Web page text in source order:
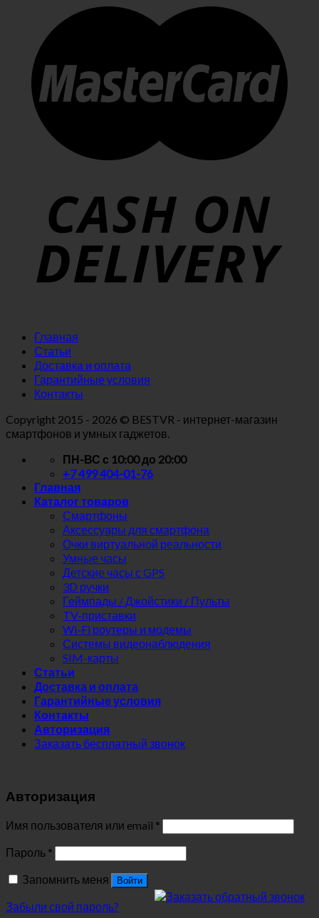
Главная
Статьи
Доставка и оплата
Гарантийные условия
Контакты
Copyright 2015 - 2026 © BESTVR - интернет-магазин
смартфонов и умных гаджетов.
ПН-ВС с 10:00 до 20:00
+7 499 404-01-76
Главная
Каталог товаров
Смартфоны
Аксессуары для смартфона
Очки виртуальной реальности
Умные часы
Детские часы с GPS
3D ручки
Геймпады / Джойстики / Пульты
TV-приставки
Wi-Fi роутеры и модемы
Системы видеонаблюдения
SIM-карты
Статьи
Доставка и оплата
Гарантийные условия
Контакты
Авторизация
Заказать бесплатный звонок
Авторизация
Имя пользователя или email *
Пароль *
Запомнить меня
Войти
Забыли свой пароль?